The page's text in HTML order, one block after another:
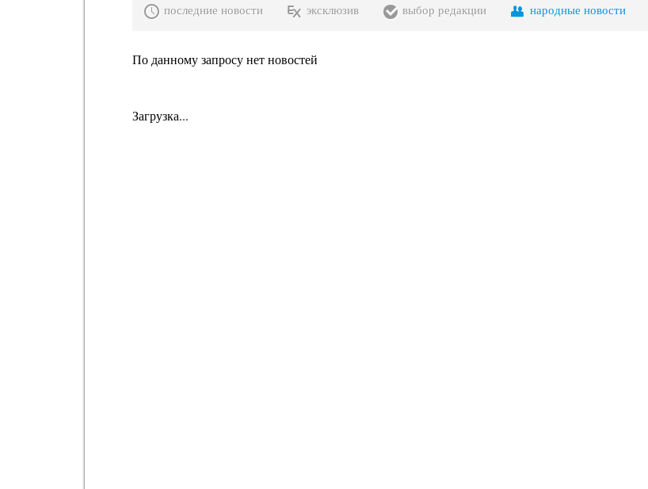
последние новости эксклюзив выбор редакции народные новости
По данному запросу нет новостей
Загрузка...